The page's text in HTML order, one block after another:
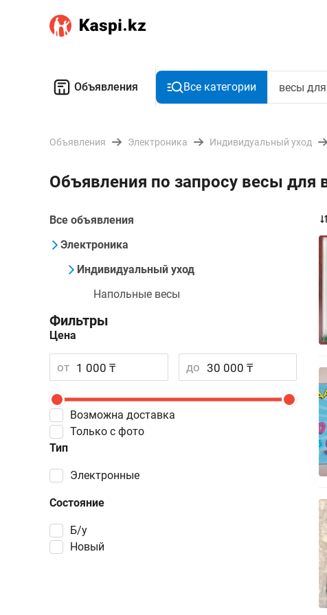
Объявления Все категории
Объявления Электроника Индивидуальный уход
Объявления по запросу весы для
Все объявления
Электроника
Индивидуальный уход
Напольные весы
Фильтры
Цена
от до
Возможна доставка
Тип
электронные
Состояние
Б/у
Новый
Только с фото